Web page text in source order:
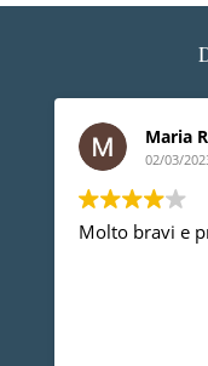
Maria
02/03/
Molto bravi e